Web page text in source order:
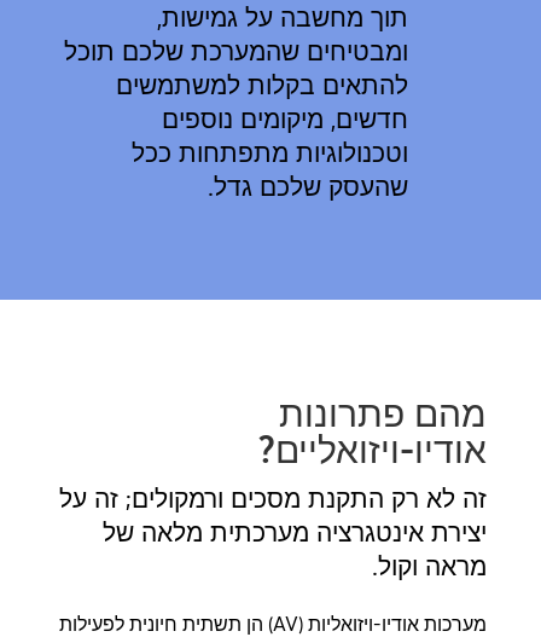
תוך מחשבה על גמישות,
ומבטיחים שהמערכת שלכם תוכל
להתאים בקלות למשתמשים
חדשים, מיקומים נוספים
וטכנולוגיות מתפתחות ככל
שהעסק שלכם גדל.
מהם פתרונות
אודיו-ויזואליים?
זה לא רק התקנת מסכים ורמקולים; זה על
יצירת אינטגרציה מערכתית מלאה של
מראה וקול.
מערכות אודיו-ויזואליות (AV) הן תשתית חיונית לפעילות